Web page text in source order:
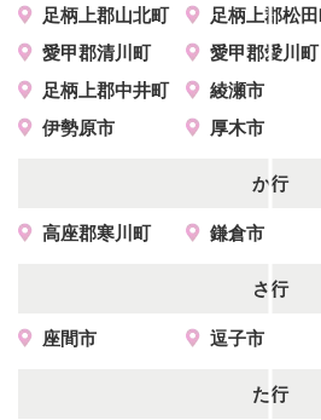
足柄上郡山北町 足柄上郡松
愛甲郡清川町
愛甲郡愛川町
足柄上郡中井町
綾瀬市
伊勢原市
厚木市
か行
高座郡寒川町 鎌倉市
さ行
座間市 逗子市
た行